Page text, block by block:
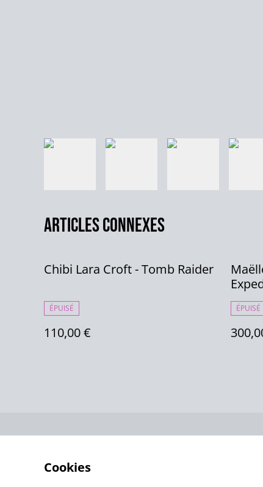
Articles connexes
Chibi Lara Croft - Tomb Raider
ÉPUISÉ
110,00 €
ÉPUISÉ
Cookies